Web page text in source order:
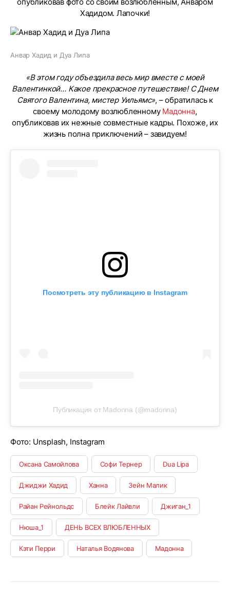
Хадидом. Лапочки!
Анвар Хадид и Дуа Липа
«В этом году объездила весь мир вместе с моей
Валентинкой… Какое прекрасное путешествие! С Днем
Святого Валентина, мистер Уильямс», – обратилась к
своему молодому возлюбленному Мадонна,
опубликовав их нежные совместные кадры. Похоже, их
жизнь полна приключений – завидуем!
Посмотреть эту публикацию в Instagram
Публикация от Madonna (@madonna)
Фото: Unsplash, Instagram
Оксана Самойлова Софи Тернер Dua Lipa
Джиджи Хадид Ханна Зейн Малик
Райан Рейнольдс Блейк Лайвли Джиган_1
Нюша_1 ДЕНЬ ВСЕХ ВЛЮБЛЕННЫХ
Кэти Перри Наталья Водянова Мадонна